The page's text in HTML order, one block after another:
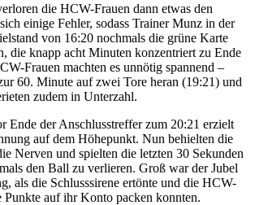
die HCW-Frauen dann etwas den
einige Fehler, sodass Trainer Munz in der
von 16:20 nochmals die grüne Karte
die knapp acht Minuten konzentriert zu Ende
Frauen machten es unnötig spannend –
60. Minute auf zwei Tore heran (19:21) und
zudem in Unterzahl.
Ende der Anschlusstreffer zum 20:21 erzielt
auf dem Höhepunkt. Nun behielten die
Nerven und spielten die letzten 30 Sekunden
den Ball zu verlieren. Groß war der Jubel
als die Schlusssirene ertönte und die HCW-
Punkte auf ihr Konto packen konnten.